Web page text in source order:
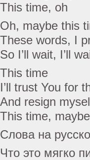
This time, oh
Oh, maybe this
These words, I
So I’ll wait, I’ll
This time
I’ll trust You for
And resign
This time,
Слова на
Что это мягко